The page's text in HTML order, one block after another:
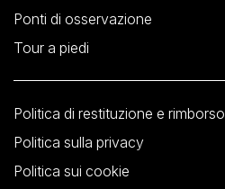
Ponti di osservazione
Tour a piedi
Politica di restituzione e rimborso
Politica sulla privacy
Politica sui cookie